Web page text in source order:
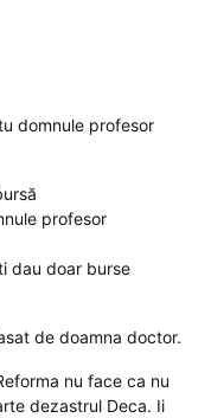
domnule profesor
profesor
dau doar burse
de doamna doctor.
nu face ca nu
dezastrul Deca. Ii